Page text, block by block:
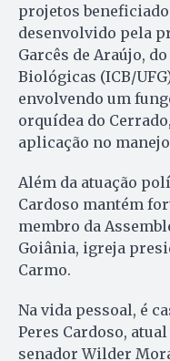
projetos
desenvolvido pela
Garcês de Araújo,
Biológicas (ICB/
envolvendo um
orquídea do
aplicação no
Além da atuação
Cardoso mantém
membro da
Goiânia, igreja
Carmo.
Na vida pessoal, é
Peres Cardoso,
senador Wilder